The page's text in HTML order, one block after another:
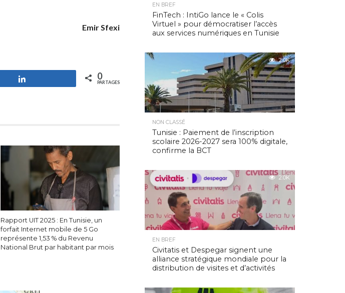
Emir Sfexi
0
PARTAGES
Rapport UIT 2025 : En Tunisie, un
forfait Internet mobile de 5 Go
représente 1,53 % du Revenu
National Brut par habitant par mois
EN BREF
FinTech : IntiGo lance le « Colis
Virtuel » pour démocratiser l’accès
aux services numériques en Tunisie
2.0K
NON CLASSÉ
Tunisie : Paiement de l’inscription
scolaire 2026-2027 sera 100% digitale,
confirme la BCT
2.0K
EN BREF
Civitatis et Despegar signent une
alliance stratégique mondiale pour la
distribution de visites et d’activités